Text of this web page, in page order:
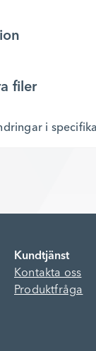
filer
i
Kundtjänst
Kontakta oss
Produktfråga